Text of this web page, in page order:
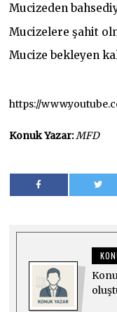
Mucizeden
Mucizelere şahit
Mucize bekleyen
https://
Konuk Yazar:MFD